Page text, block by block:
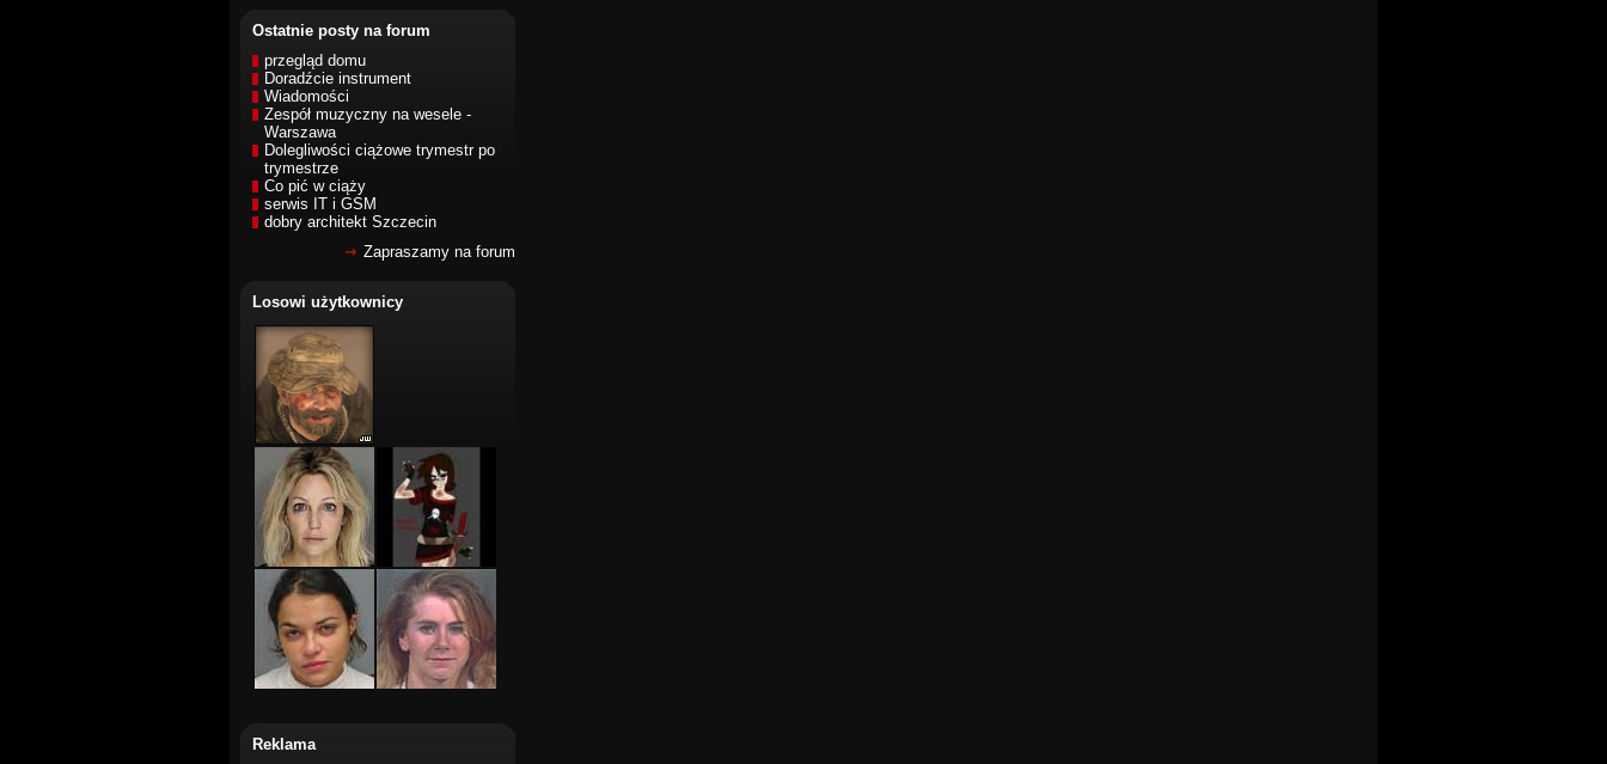
Ostatnie posty na forum
przegląd domu
Doradźcie instrument
Wiadomości
Zespół muzyczny na wesele -
Warszawa
Dolegliwości ciążowe trymestr po
trymestrze
Co pić w ciąży
serwis IT i GSM
dobry architekt Szczecin
Zapraszamy na forum
Losowi użytkownicy
Reklama